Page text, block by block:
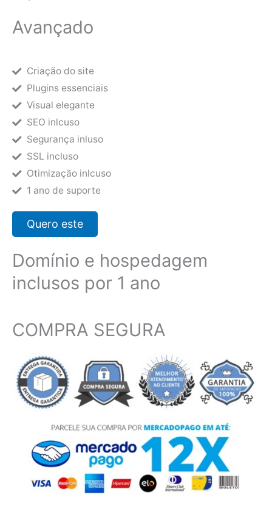
Avançado
Criação do site
Plugins essenciais
Visual elegante
SEO inlcuso
Segurança inluso
SSL incluso
Otimização inlcuso
1 ano de suporte
Quero este
Domínio e hospedagem
inclusos por 1 ano
COMPRA SEGURA​